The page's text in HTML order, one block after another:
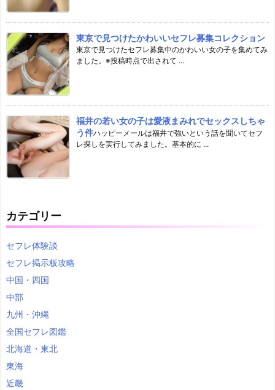
東京で見つけたかわいいセフレ募集コレクション
東京で見つけたセフレ募集中のかわいい女の子を集めてみ
ました。※投稿時点で出されて ...
福井の若い女の子は愛液まみれでセックスしちゃ
う件ハッピーメールは福井で強いという話を聞いてセフ
レ探しを実行してみました。基本的に ...
カテゴリー
セフレ体験談
セフレ掲示板攻略
中国・四国
中部
九州・沖縄
全国セフレ図鑑
北海道・東北
東海
近畿